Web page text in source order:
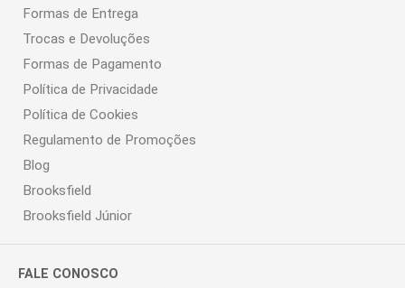
Formas de Entrega
Trocas e Devoluções
Formas de Pagamento
Política de Privacidade
Política de Cookies
Regulamento de Promoções
Blog
Brooksfield
Brooksfield Júnior
FALE CONOSCO